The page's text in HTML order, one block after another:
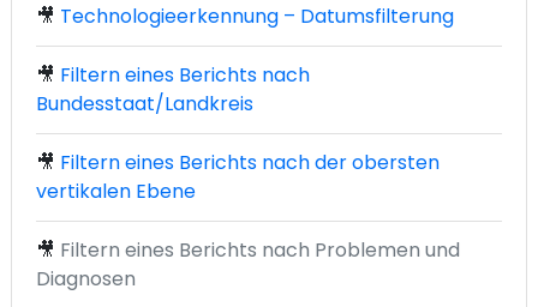
🎥 Technologieerkennung – Datumsfilterung
🎥 Filtern eines Berichts nach
Bundesstaat/Landkreis
🎥 Filtern eines Berichts nach der obersten
vertikalen Ebene
🎥 Filtern eines Berichts nach Problemen und
Diagnosen